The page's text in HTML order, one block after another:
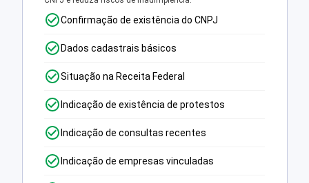
Confirmação de existência do CNPJ
Dados cadastrais básicos
Situação na Receita Federal
Indicação de existência de protestos
Indicação de consultas recentes
Indicação de empresas vinculadas